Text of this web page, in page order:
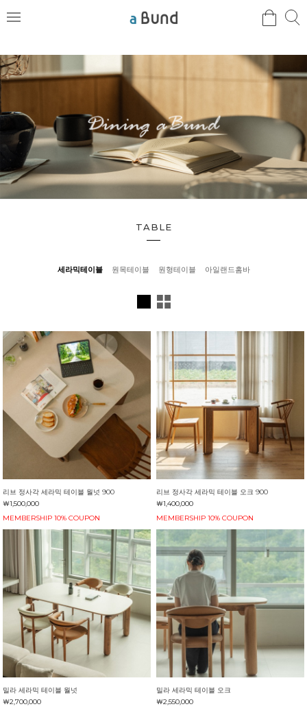
메
검
TABLE
세라믹테이블 원목테이블 원형테이블 아일랜드홈바
리브 정사각 세라믹 테이블 월넛 900
￦1,500,000
MEMBERSHIP 10% COUPON
리브 정사각 세라믹 테이블 오크 900
￦1,400,000
MEMBERSHIP 10% COUPON
밀라 세라믹 테이블 월넛
￦2,700,000
밀라 세라믹 테이블 오크
￦2,550,000